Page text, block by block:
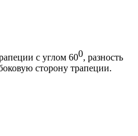
с углом 600, разность
сторону трапеции.